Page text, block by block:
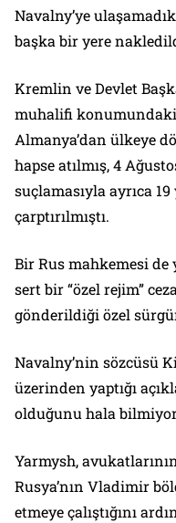
Navalny’ye
başka bir yere
Kremlin ve Devlet
muhalifi konumundaki
Almanya’dan ülkeye
hapse atılmış, 4
suçlamasıyla ayrıca 19
çarptırılmıştı.
Bir Rus mahkemesi
sert bir “özel rejim”
gönderildiği özel
Navalny’nin sözcüsü
üzerinden yaptığı
olduğunu hala
Yarmysh,
Rusya’nın Vladimir
etmeye çalıştığını